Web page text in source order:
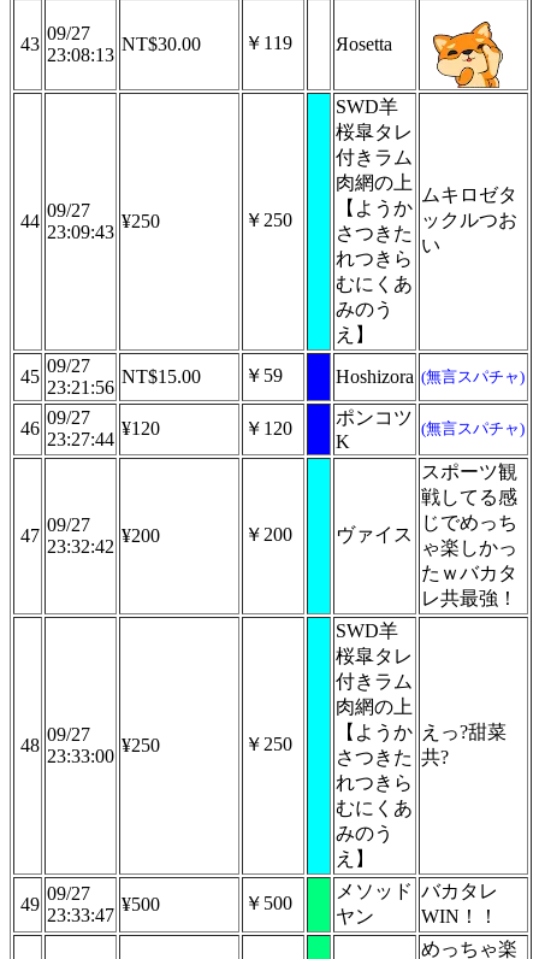
43
09/27
23:08:13
NT$30.00 ￥119 Яosetta
44
09/27
23:09:43
¥250 ￥250
SWD羊
桜皐タレ
付きラム
肉網の上
【ようか
さつきた
れつきら
むにくあ
みのう
え】
ムキロゼタ
ックルつお
い
45
09/27
23:21:56
NT$15.00 ￥59 Hoshizora (無言スパチャ)
46
09/27
23:27:44
¥120 ￥120
ポンコツ
K
(無言スパチャ)
47
09/27
23:32:42
¥200 ￥200 ヴァイス
スポーツ観
戦してる感
じでめっち
ゃ楽しかっ
たｗバカタ
レ共最強！
48
09/27
23:33:00
¥250 ￥250
SWD羊
桜皐タレ
付きラム
肉網の上
【ようか
さつきた
れつきら
むにくあ
みのう
え】
えっ?甜菜
共?
49
09/27
23:33:47
¥500 ￥500
メソッド
ヤン
バカタレ
WIN！！
めっちゃ楽